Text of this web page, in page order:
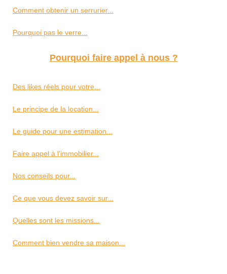
Comment obtenir un serrurier...
Pourquoi pas le verre...
Pourquoi faire appel à nous ?
Des likes réels pour votre...
Le principe de la location...
Le guide pour une estimation...
Faire appel à l'immobilier...
Nos conseils pour...
Ce que vous devez savoir sur...
Quelles sont les missions...
Comment bien vendre sa maison...